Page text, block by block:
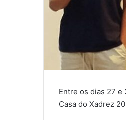
Entre os dias 27 e
Casa do Xadrez